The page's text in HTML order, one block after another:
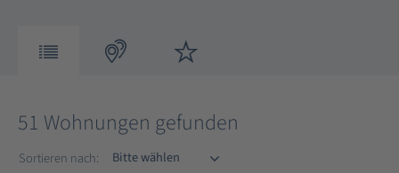
51 Wohnungen gefunden
Sortieren nach: